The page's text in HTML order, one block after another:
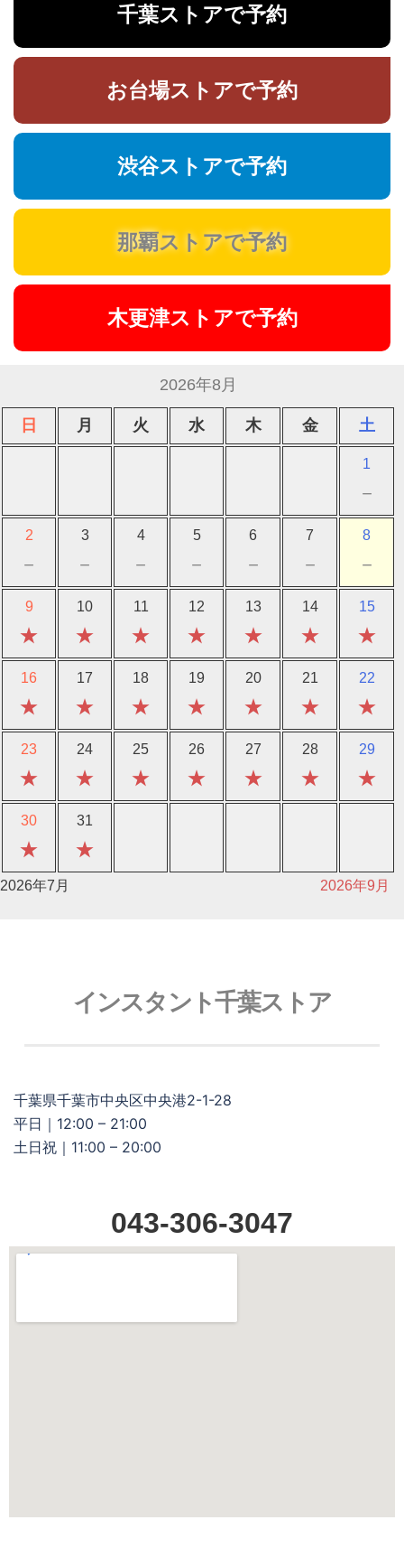
千葉ストアで予約
お台場ストアで予約
渋谷ストアで予約
那覇ストアで予約
木更津ストアで予約
2026年8月
日 月 火 水 木 金 土
1
－
2
－
3
－
4
－
5
－
6
－
7
－
8
－
9
★
10
★
11
★
12
★
13
★
14
★
15
★
16
★
17
★
18
★
19
★
20
★
21
★
22
★
23
★
24
★
25
★
26
★
27
★
28
★
29
★
30
★
31
★
2026年7月 2026年9月
インスタント千葉ストア
千葉県千葉市中央区中央港2-1-28
平日｜12:00 – 21:00
土日祝｜11:00 – 20:00
043-306-3047